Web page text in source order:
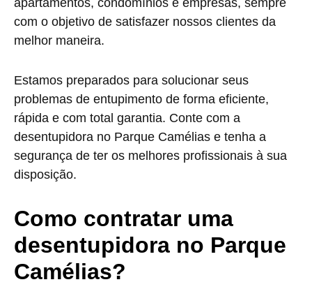
apartamentos, condomínios e empresas, sempre
com o objetivo de satisfazer nossos clientes da
melhor maneira.
Estamos preparados para solucionar seus
problemas de entupimento de forma eficiente,
rápida e com total garantia. Conte com a
desentupidora no Parque Camélias e tenha a
segurança de ter os melhores profissionais à sua
disposição.
Como contratar uma
desentupidora no Parque
Camélias?